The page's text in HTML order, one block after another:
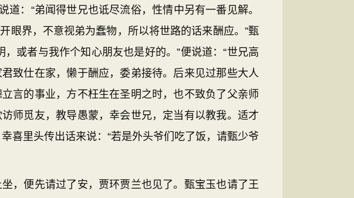
道：“弟闻得世兄也诋尽流俗，性情中另有一番见解。
眼界，不意视弟为蠢物，所以将世路的话来酬应。”甄
或者与我作个知心朋友也是好的。”便说道：“世兄高
致仕在家，懒于酬应，委弟接待。后来见过那些大人
言的事业，方不枉生在圣明之时，也不致负了父亲师
师觅友，教导愚蒙，幸会世兄，定当有以教我。适才
喜里头传出话来说：“若是外头爷们吃了饭，请甄少爷
便先请过了安，贾环贾兰也见了。甄宝玉也请了王